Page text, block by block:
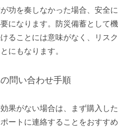
功を奏しなかった場合、安全に
になります。防災備蓄として機
ることには意味がなく、リスク
にもなります。
問い合わせ手順
果がない場合は、まず購入した
ートに連絡することをおすすめ